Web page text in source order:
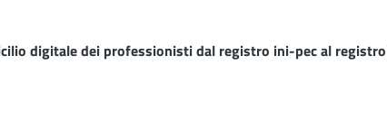
digitale dei professionisti dal registro ini-pec al